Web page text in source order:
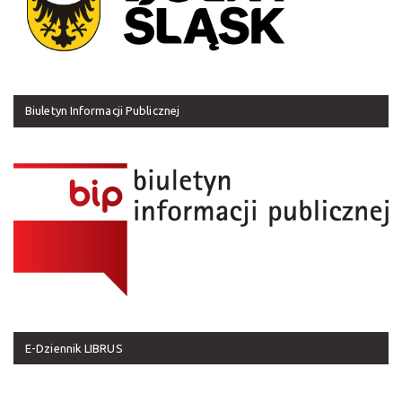
Biuletyn Informacji Publicznej
E-Dziennik LIBRUS